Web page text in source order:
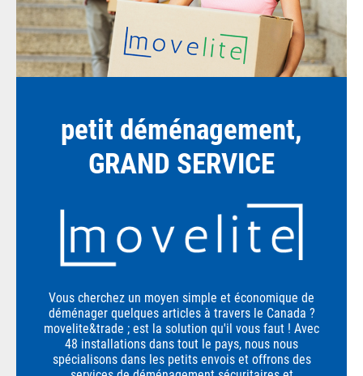
petit déménagement,
GRAND SERVICE
Vous cherchez un moyen simple et économique de
déménager quelques articles à travers le Canada ?
movelite&trade ; est la solution qu'il vous faut ! Avec
48 installations dans tout le pays, nous nous
spécialisons dans les petits envois et offrons des